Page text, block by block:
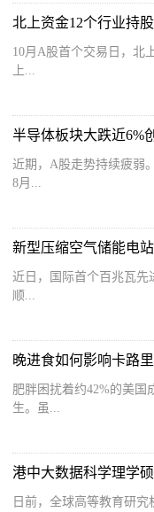
10月A股首个交易日，北
上...
近期，A股走势持续疲弱
8月...
近日，国际首个百兆瓦先
顺...
肥胖困扰着约42%的美国
生。虽...
日前，全球高等教育研究